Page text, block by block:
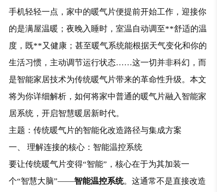
手机轻轻一点，家中的暖气片便提前开始工作，迎接你
的是满屋温暖；夜晚入睡时，室温自动调至**舒适的温
度，既**又健康；甚至暖气系统能根据天气变化和你的
生活习惯，主动调节运行状态……这一切并非科幻，而
是智能家居技术为传统暖气片带来的革命性升级。本文
将为你详细解析，如何将家中普通的暖气片融入智能家
居系统，开启智慧暖居新时代。
主题：传统暖气片的智能化改造路径与集成方案
一、 理解连接的核心：智能温控系统
要让传统暖气片变得“智能”，核心在于为其加装一
个“智慧大脑”——智能温控系统。这通常不是直接改造